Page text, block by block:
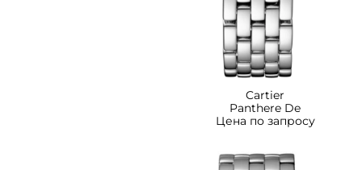
Cartier
Panthere De
Цена по запросу